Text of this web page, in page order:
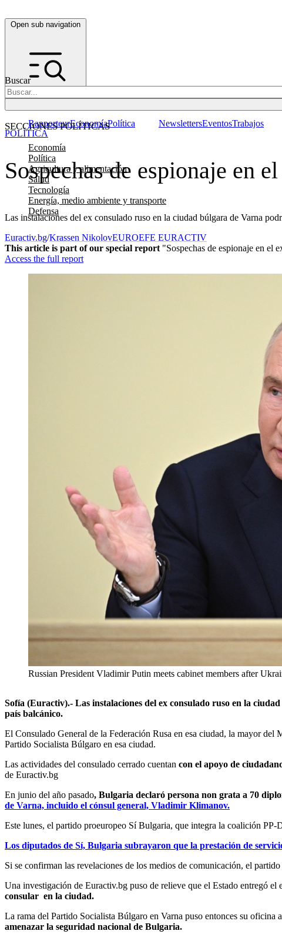
Open sub navigation
Buscar
SECCIONES POLÍTICAS
Economía
Política
Agricultura y alimentación
Salud
Tecnología
Energía, medio ambiente y transporte
Defensa
RapporteurEconomíaPolítica NewslettersEventosTrabajos
Sospechas de espionaje en
Las instalaciones del ex consulado ruso en la ciudad búlgara de Varna
POLÍTICA
Euractiv.bg/Krassen NikolovEUROEFE EURACTIV
This article is part of our special report "Sospechas de espionaje en el
Access the full report
Russian President Vladimir Putin meets cabinet members after
Sofía (Euractiv).- Las instalaciones del ex consulado ruso en la
país balcánico.
El Consulado General de la Federación Rusa en esa ciudad, la mayor
Partido Socialista Búlgaro en esa ciudad.
Las actividades del consulado cerrado cuentan con el apoyo de
de Euractiv.bg
En junio del año pasado, Bulgaria declaró persona non grata a 70
de Varna, incluido el cónsul general, Vladimir Klimanov.
Este lunes, el partido proeuropeo Sí Bulgaria, que integra la coalición
Los diputados de Sí, Bulgaria subrayaron que la prestación de
Si se confirman las revelaciones de los medios de comunicación, el
Una investigación de Euractiv.bg puso de relieve que el Estado entregó
consular en la ciudad.
La rama del Partido Socialista Búlgaro en Varna puso entonces su
amenazar la seguridad nacional de Bulgaria.